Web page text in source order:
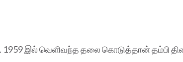
1959 இல் வெளிவந்த தலை கொடுத்தான் தம்பி